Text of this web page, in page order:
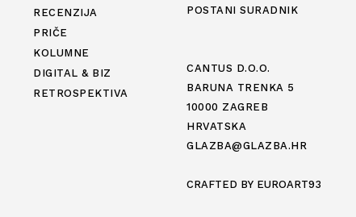
RECENZIJA
PRIČE
KOLUMNE
DIGITAL & BIZ
RETROSPEKTIVA
POSTANI SURADNIK
CANTUS D.O.O.
BARUNA TRENKA 5
10000 ZAGREB
HRVATSKA
GLAZBA@GLAZBA.HR
CRAFTED BY EUROART93